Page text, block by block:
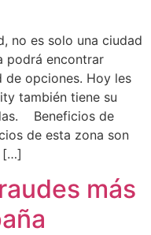
no es solo una ciudad
podrá encontrar
opciones. Hoy les
también tiene su
Beneficios de
de esta zona son
[…]
más